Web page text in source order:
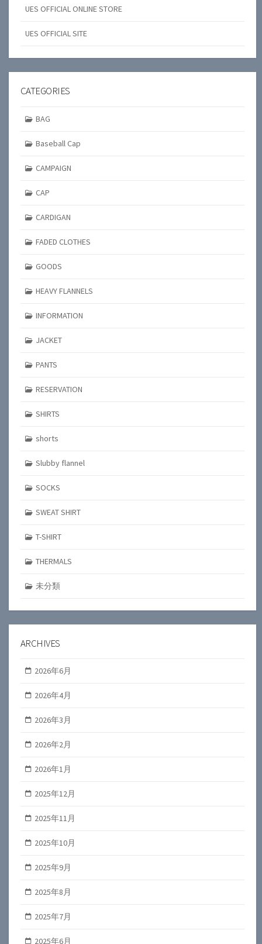
UES OFFICIAL ONLINE STORE
UES OFFICIAL SITE
CATEGORIES
BAG
Baseball Cap
CAMPAIGN
CAP
CARDIGAN
FADED CLOTHES
GOODS
HEAVY FLANNELS
INFORMATION
JACKET
PANTS
RESERVATION
SHIRTS
shorts
Slubby flannel
SOCKS
SWEAT SHIRT
T-SHIRT
THERMALS
未分類
ARCHIVES
2026年6月
2026年4月
2026年3月
2026年2月
2026年1月
2025年12月
2025年11月
2025年10月
2025年9月
2025年8月
2025年7月
2025年6月